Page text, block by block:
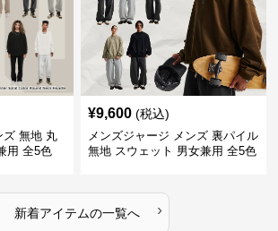
ズ 無地 丸
用 全5色
¥9,600 (税込)
メンズジャージ メンズ 裏パイル
無地 スウェット 男女兼用 全5色
新着アイテムの一覧へ ›